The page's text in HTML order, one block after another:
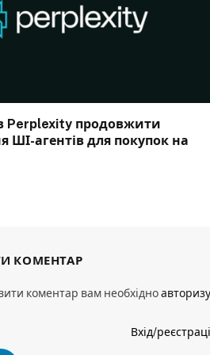
Perplexity продовжити
ШІ-агентів для покупок на
КОМЕНТАР
коментар вам необхідно
Вхід/